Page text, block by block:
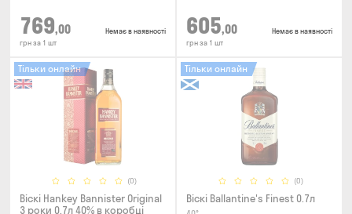
769,00
грн за 1 шт
Немає в наявності 605,00
грн за 1 шт
Немає в наявності
(0)
Тільки онлайн
Віскі Hankey Bannister Original
3 роки 0.7л 40% в коробці
(0)
Тільки онлайн
Віскі Ballantine's Finest 0.7л